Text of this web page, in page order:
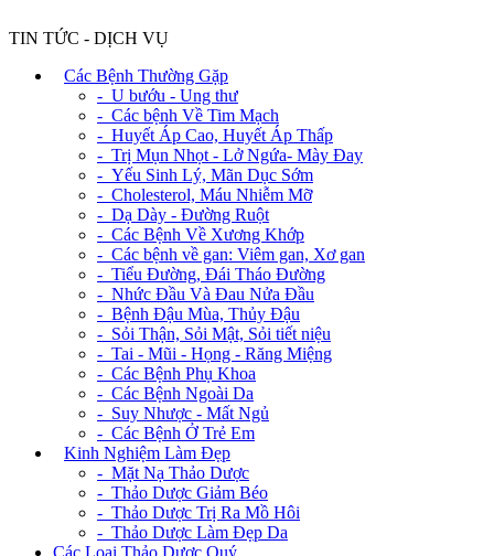
TIN TỨC - DỊCH VỤ
Các Bệnh Thường Gặp
- U bướu - Ung thư
- Các bệnh Về Tim Mạch
- Huyết Áp Cao, Huyết Áp Thấp
- Trị Mụn Nhọt - Lở Ngứa- Mày Đay
- Yếu Sinh Lý, Mãn Dục Sớm
- Cholesterol, Máu Nhiễm Mỡ
- Dạ Dày - Đường Ruột
- Các Bệnh Về Xương Khớp
- Các bệnh về gan: Viêm gan, Xơ gan
- Tiểu Đường, Đái Tháo Đường
- Nhức Đầu Và Đau Nửa Đầu
- Bệnh Đậu Mùa, Thủy Đậu
- Sỏi Thận, Sỏi Mật, Sỏi tiết niệu
- Tai - Mũi - Họng - Răng Miệng
- Các Bệnh Phụ Khoa
- Các Bệnh Ngoài Da
- Suy Nhược - Mất Ngủ
- Các Bệnh Ở Trẻ Em
Kinh Nghiệm Làm Đẹp
- Mặt Nạ Thảo Dược
- Thảo Dược Giảm Béo
- Thảo Dược Trị Ra Mồ Hôi
- Thảo Dược Làm Đẹp Da
Các Loại Thảo Dược Quý